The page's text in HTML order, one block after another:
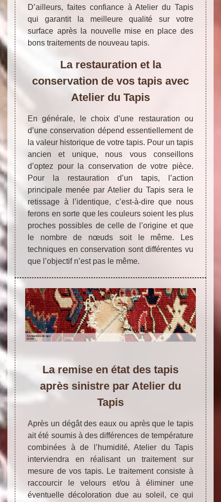
D’ailleurs, faites confiance à Atelier du Tapis
qui garantit la meilleure qualité sur votre
surface après la nouvelle mise en place des
bons traitements de nouveau tapis.
La restauration et la
conservation de vos tapis avec
Atelier du Tapis
En générale, le choix d’une restauration ou
d’une conservation dépend essentiellement de
la valeur historique de votre tapis. Pour un tapis
ancien et unique, nous vous conseillons
d’optez pour la conservation de votre pièce.
Pour la restauration d’un tapis, l’action
principale menée par Atelier du Tapis sera le
retissage à l’identique, c’est-à-dire que nous
ferons en sorte que les couleurs soient les plus
proches possibles de celle de l’origine et que
le nombre de nœuds soit le même. Les
techniques en conservation sont différentes vu
que l’objectif n’est pas le même.
La remise en état des tapis
après sinistre par Atelier du
Tapis
Après un dégât des eaux ou après que le tapis
ait été soumis à des différences de température
combinées à de l’humidité, Atelier du Tapis
interviendra en réalisant un traitement sur
mesure de vos tapis. Le traitement consiste à
raccourcir le velours et/ou à éliminer une
éventuelle décoloration due au soleil, ce qui